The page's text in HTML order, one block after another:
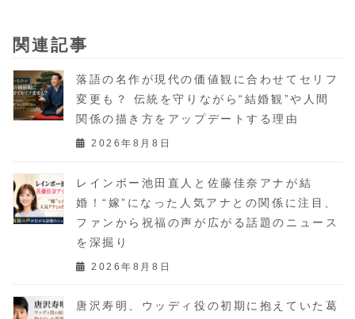
関連記事
落語の名作が現代の価値観に合わせてセリフ
変更も？ 伝統を守りながら“結婚観”や人間
関係の描き方をアップデートする理由
2026年8月8日
レインボー池田直人と佐藤佳奈アナが結
婚！“嫁”になった人気アナとの関係に注目、
ファンから祝福の声が広がる話題のニュース
を深掘り
2026年8月8日
唐沢寿明、ウッディ役の初期に抱えていた葛